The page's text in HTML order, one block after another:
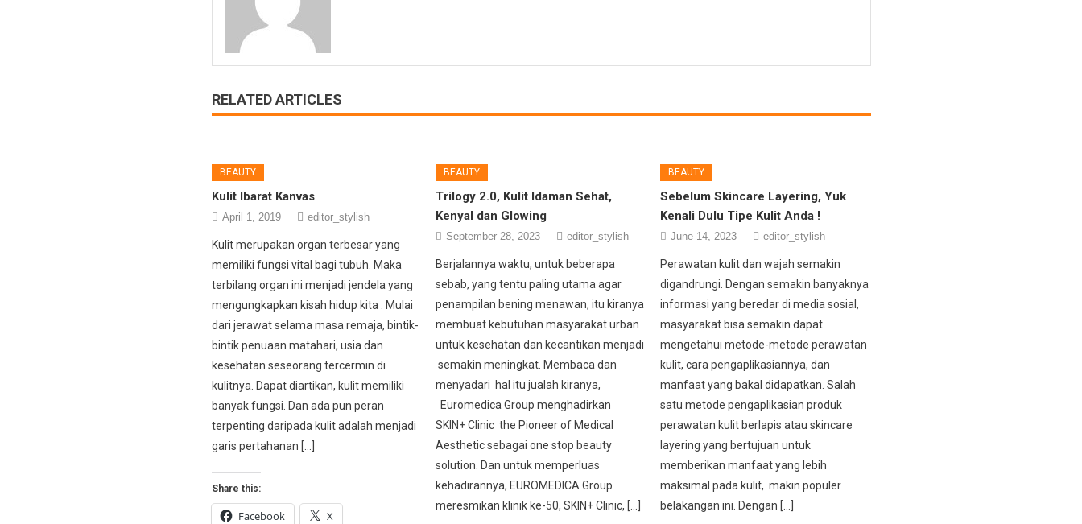
RELATED ARTICLES
BEAUTY
Kulit Ibarat Kanvas
April 1, 2019 editor_stylish
Kulit merupakan organ terbesar yang
memiliki fungsi vital bagi tubuh. Maka
terbilang organ ini menjadi jendela yang
mengungkapkan kisah hidup kita : Mulai
dari jerawat selama masa remaja, bintik-
bintik penuaan matahari, usia dan
kesehatan seseorang tercermin di
kulitnya. Dapat diartikan, kulit memiliki
banyak fungsi. Dan ada pun peran
terpenting daripada kulit adalah menjadi
garis pertahanan […]
Share this:
Facebook X
BEAUTY
Trilogy 2.0, Kulit Idaman Sehat,
Kenyal dan Glowing
September 28, 2023 editor_stylish
Berjalannya waktu, untuk beberapa
sebab, yang tentu paling utama agar
penampilan bening menawan, itu kiranya
membuat kebutuhan masyarakat urban
untuk kesehatan dan kecantikan menjadi
semakin meningkat. Membaca dan
menyadari hal itu jualah kiranya,
Euromedica Group menghadirkan
SKIN+ Clinic the Pioneer of Medical
Aesthetic sebagai one stop beauty
solution. Dan untuk memperluas
kehadirannya, EUROMEDICA Group
meresmikan klinik ke-50, SKIN+ Clinic, […]
BEAUTY
Sebelum Skincare Layering, Yuk
Kenali Dulu Tipe Kulit Anda !
June 14, 2023 editor_stylish
Perawatan kulit dan wajah semakin
digandrungi. Dengan semakin banyaknya
informasi yang beredar di media sosial,
masyarakat bisa semakin dapat
mengetahui metode-metode perawatan
kulit, cara pengaplikasiannya, dan
manfaat yang bakal didapatkan. Salah
satu metode pengaplikasian produk
perawatan kulit berlapis atau skincare
layering yang bertujuan untuk
memberikan manfaat yang lebih
maksimal pada kulit, makin populer
belakangan ini. Dengan […]